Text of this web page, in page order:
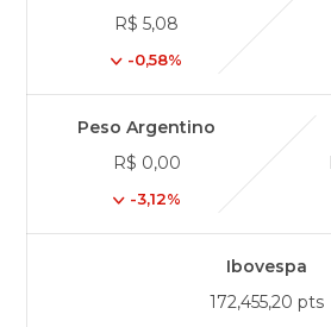
R$ 5,08
-0,58%
Peso Argentino
R$ 0,00
-3,12%
Ibovespa
172,455,20 pts